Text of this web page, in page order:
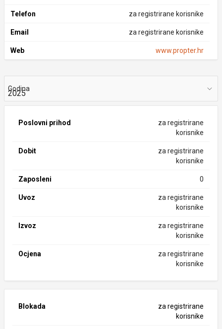
Telefon za registrirane korisnike
Email za registrirane korisnike
Web www.propter.hr
Godina
Poslovni prihod
za registrirane
korisnike
Dobit
za registrirane
korisnike
Zaposleni 0
Uvoz
za registrirane
korisnike
Izvoz
za registrirane
korisnike
Ocjena
za registrirane
korisnike
Blokada
za registrirane
korisnike